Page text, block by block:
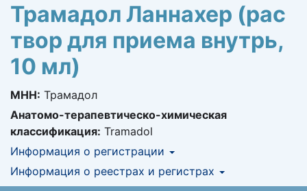
Трамадол Ланнахер (рас
твор для приема внутрь,
10 мл)
МНН: Трамадол
Анатомо-терапевтическо-химическая
классификация: Tramadol
Информация о регистрации
Номер регистрации в РК:№ РК-ЛС-5№013924
Информация о реестрах и регистрах